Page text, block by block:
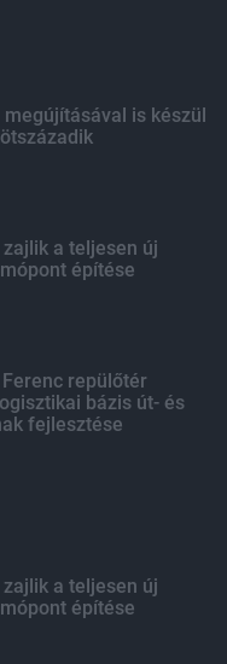
is készül
a teljesen új
építése
repülőtér
bázis út- és
fejlesztése
a teljesen új
építése